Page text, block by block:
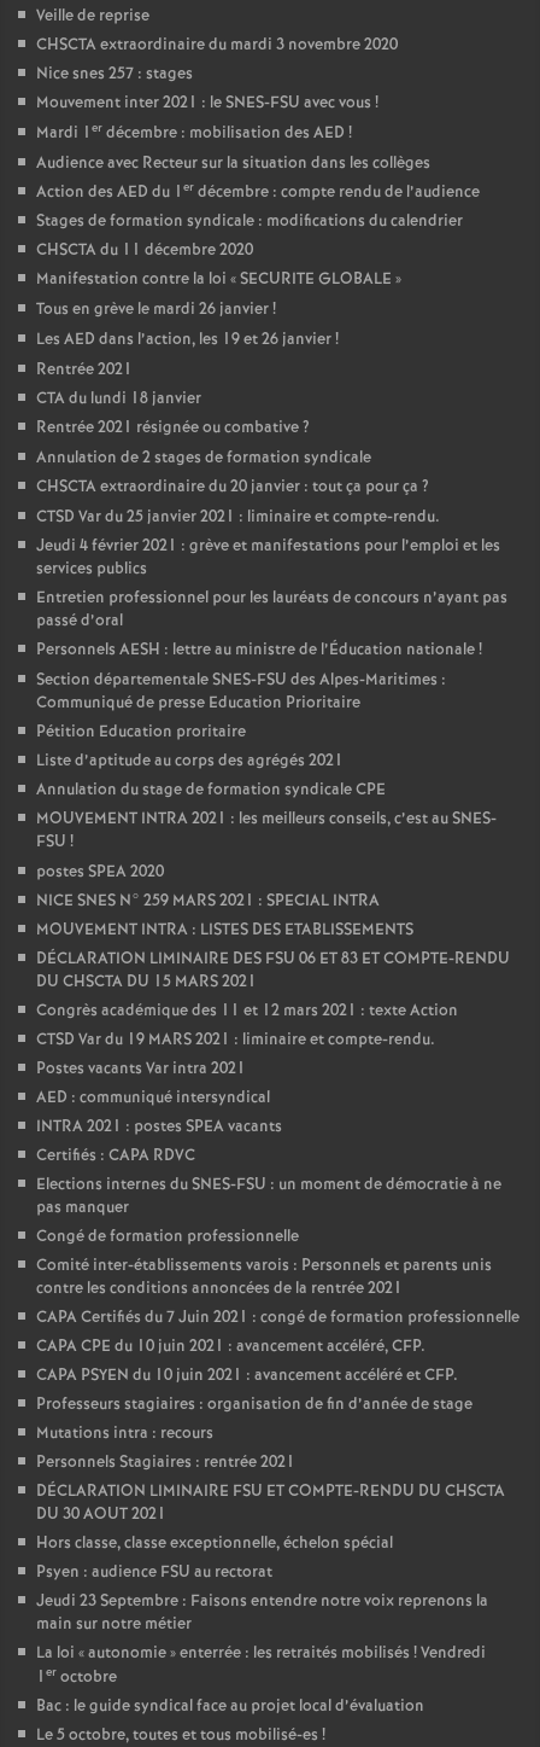
Veille de reprise
CHSCTA extraordinaire du mardi 3 novembre 2020
Nice snes 257 : stages
Mouvement inter 2021 : le SNES-FSU avec vous !
Mardi 1 er décembre : mobilisation des AED !
Audience avec Recteur sur la situation dans les collèges
Action des AED du 1 er décembre : compte rendu de l’audience
Stages de formation syndicale : modifications du calendrier
CHSCTA du 11 décembre 2020
Manifestation contre la loi «SECURITE GLOBALE »
Tous en grève le mardi 26 janvier!
Les AED dans l’action, les 19 et 26 janvier!
Rentrée 2021
CTA du lundi 18 janvier
Rentrée 2021 résignée ou combative?
Annulation de 2 stages de formation syndicale
CHSCTA extraordinaire du 20 janvier : tout ça pour ça ?
CTSD Var du 25 janvier 2021 : liminaire et compte-rendu.
Jeudi 4 février 2021 : grève et manifestations pour l’emploi et les
services publics
Entretien professionnel pour les lauréats de concours n’ayant pas
passé d’oral
Personnels AESH : lettre au ministre de l’Éducation nationale!
Section départementale SNES-FSU des Alpes-Maritimes :
Communiqué de presse Education Prioritaire
Pétition Education proritaire
Liste d’aptitude au corps des agrégés 2021
Annulation du stage de formation syndicale CPE
MOUVEMENT INTRA 2021 : les meilleurs conseils, c’est au SNES-
FSU !
postes SPEA 2020
NICE SNES N° 259 MARS 2021 : SPECIAL INTRA
MOUVEMENT INTRA : LISTES DES ETABLISSEMENTS
DÉCLARATION LIMINAIRE DES FSU 06 ET 83 ET COMPTE-RENDU
DU CHSCTA DU 15 MARS 2021
Congrès académique des 11 et 12 mars 2021 : texte Action
CTSD Var du 19 MARS 2021 : liminaire et compte-rendu.
Postes vacants Var intra 2021
AED : communiqué intersyndical
INTRA 2021 : postes SPEA vacants
Certifiés : CAPA RDVC
Elections internes du SNES-FSU : un moment de démocratie à ne
pas manquer
Congé de formation professionnelle
Comité inter-établissements varois : Personnels et parents unis
contre les conditions annoncées de la rentrée 2021
CAPA Certifiés du 7 Juin 2021 : congé de formation professionnelle
CAPA CPE du 10 juin 2021 : avancement accéléré, CFP.
CAPA PSYEN du 10 juin 2021 : avancement accéléré et CFP.
Professeurs stagiaires : organisation de fin d’année de stage
Mutations intra : recours
Personnels Stagiaires : rentrée 2021
DÉCLARATION LIMINAIRE FSU ET COMPTE-RENDU DU CHSCTA
DU 30 AOUT 2021
Hors classe, classe exceptionnelle, échelon spécial
Psyen : audience FSU au rectorat
Jeudi 23 Septembre : Faisons entendre notre voix reprenons la
main sur notre métier
La loi «autonomie» enterrée : les retraités mobilisés ! Vendredi
1 er octobre
Bac : le guide syndical face au projet local d’évaluation
Le 5 octobre, toutes et tous mobilisé-es !